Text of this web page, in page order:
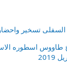
السفلى تسخير
طاووس اسطوره